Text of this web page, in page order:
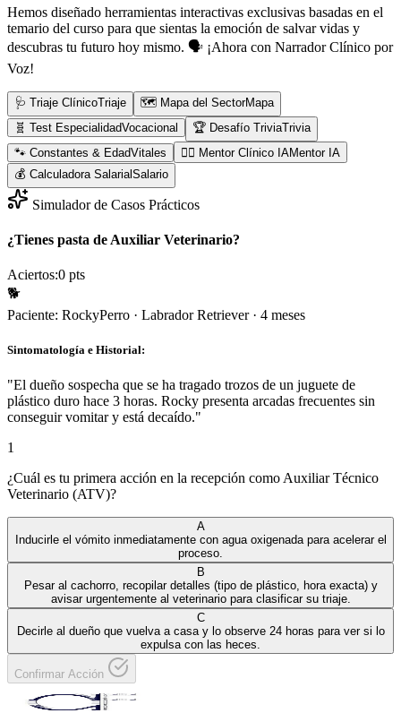
Hemos diseñado herramientas interactivas exclusivas basadas en el
temario del curso para que sientas la emoción de salvar vidas y
descubras tu futuro hoy mismo. 🗣️ ¡Ahora con Narrador Clínico por
Voz!
🩺 Triaje ClínicoTriaje 🗺️ Mapa del SectorMapa
🧬 Test EspecialidadVocacional 🏆 Desafío TriviaTrivia
🐾 Constantes & EdadVitales 👨‍⚕️ Mentor Clínico IAMentor IA
💰 Calculadora SalarialSalario
Simulador de Casos Prácticos
¿Tienes pasta de Auxiliar Veterinario?
Aciertos:0 pts
🐕
Paciente: RockyPerro · Labrador Retriever· 4 meses
Sintomatología e Historial:
"El dueño sospecha que se ha tragado trozos de un juguete de
plástico duro hace 3 horas. Rocky presenta arcadas frecuentes sin
conseguir vomitar y está decaído."
1
¿Cuál es tu primera acción en la recepción como Auxiliar Técnico
Veterinario (ATV)?
A
Inducirle el vómito inmediatamente con agua oxigenada para acelerar el
proceso.
B
Pesar al cachorro, recopilar detalles (tipo de plástico, hora exacta) y
avisar urgentemente al veterinario para clasificar su triaje.
C
Decirle al dueño que vuelva a casa y lo observe 24 horas para ver si lo
expulsa con las heces.
Confirmar Acción